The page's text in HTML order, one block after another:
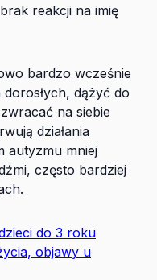
reakcji na imię
bardzo wcześnie
dążyć do
na siebie
działania
autyzmu mniej
często bardziej
do 3 roku
objawy u